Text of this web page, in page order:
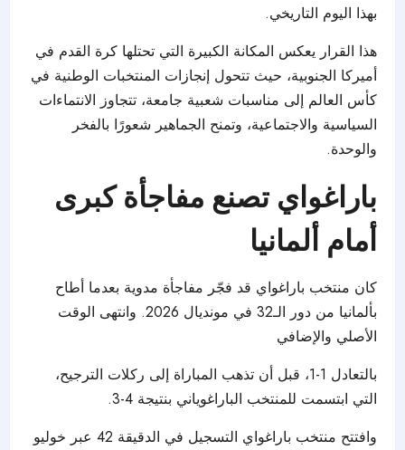
بهذا اليوم التاريخي.
هذا القرار يعكس المكانة الكبيرة التي تحتلها كرة القدم في
أميركا الجنوبية، حيث تتحول إنجازات المنتخبات الوطنية في
كأس العالم إلى مناسبات شعبية جامعة، تتجاوز الانتماءات
السياسية والاجتماعية، وتمنح الجماهير شعورًا بالفخر
والوحدة.
باراغواي تصنع مفاجأة كبرى
أمام ألمانيا
كان منتخب باراغواي قد فجّر مفاجأة مدوية بعدما أطاح
بألمانيا من دور الـ32 في
مونديال 2026.
وانتهى الوقت
الأصلي والإضافي
بالتعادل 1-1، قبل أن تذهب المباراة إلى ركلات الترجيح،
التي ابتسمت للمنتخب الباراغوياني بنتيجة 4-3.
وافتتح منتخب باراغواي التسجيل في الدقيقة 42 عبر خوليو